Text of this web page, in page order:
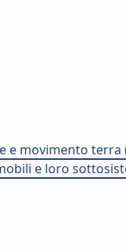
movimento terra
e loro